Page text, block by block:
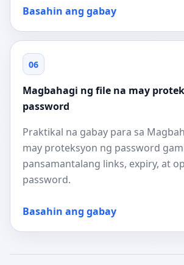
Basahin ang gabay
06
Magbahagi ng file na may
password
Praktikal na gabay para sa
may proteksyon ng password
pansamantalang links, expiry, at
password.
Basahin ang gabay